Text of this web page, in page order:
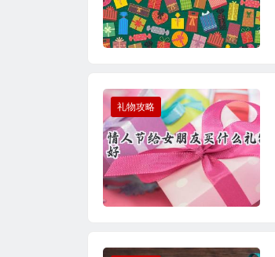
礼物攻略